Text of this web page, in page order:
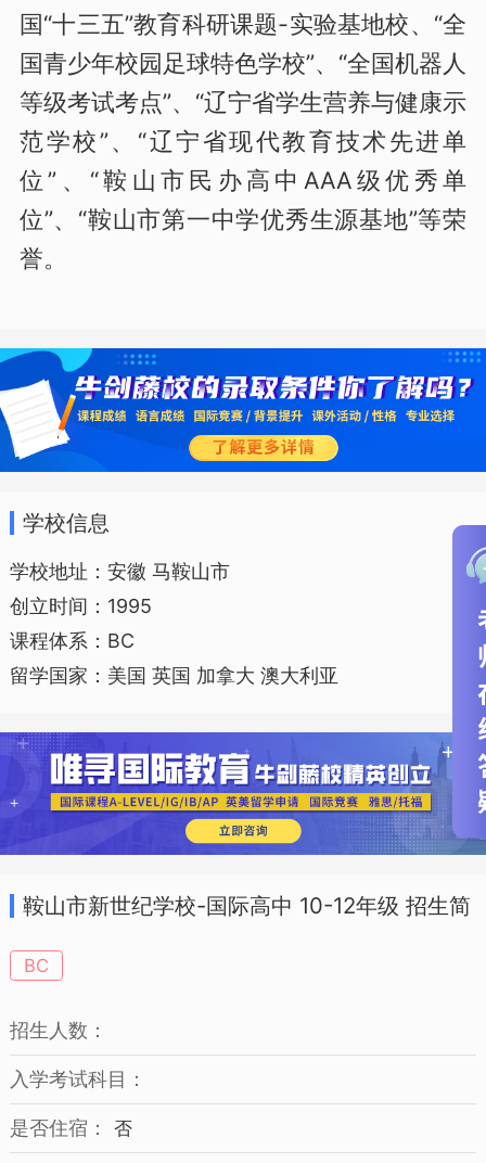
国“十三五”教育科研课题-实验基地校、“全
国青少年校园足球特色学校”、“全国机器人
等级考试考点”、“辽宁省学生营养与健康示
范学校”、“辽宁省现代教育技术先进单
位”、“鞍山市民办高中AAA级优秀单
位”、“鞍山市第一中学优秀生源基地”等荣
誉。
学校信息
学校地址：安徽 马鞍山市
创立时间：1995
课程体系：BC
留学国家：美国 英国 加拿大 澳大利亚
鞍山市新世纪学校-国际高中 10-12年级 招生简
BC
招生人数：
入学考试科目：
是否住宿： 否